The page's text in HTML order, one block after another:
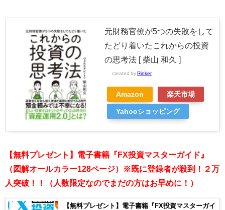
元財務官僚が5つの失敗をして
たどり着いたこれからの投資
の思考法 [ 柴山 和久 ]
created by Rinker
Amazon 楽天市場
Yahooショッピング
【無料プレゼント】電子書籍『FX投資マスターガイド』
（図解オールカラー128ページ）※既に登録者が殺到！２万
人突破！！（人数限定なのでまだの方はお早めに！）
【無料プレゼント】電子書籍『FX投資マスターガイ